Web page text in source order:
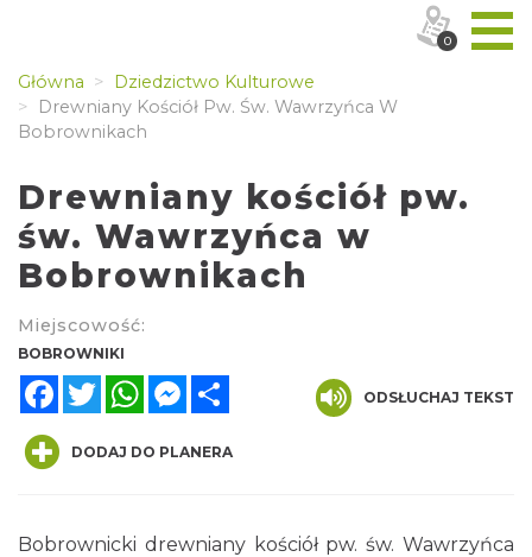
Główna
Dziedzictwo Kulturowe
Drewniany Kościół Pw. Św. Wawrzyńca W
Bobrownikach
Drewniany kościół pw.
św. Wawrzyńca w
Bobrownikach
Miejscowość:
BOBROWNIKI
FacebookTwitterWhatsAppMessenger
ODSŁUCHAJ TEKST
DODAJ DO PLANERA
Bobrownicki drewniany kościół pw. św. Wawrzyńca
0